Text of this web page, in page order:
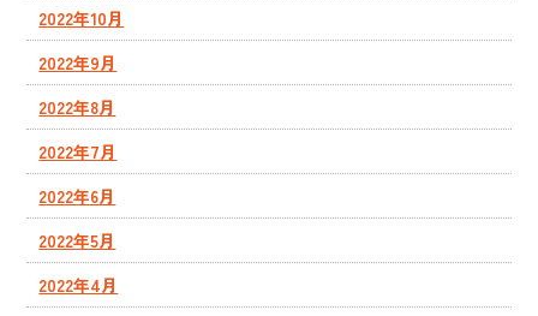
2022年10月
2022年9月
2022年8月
2022年7月
2022年6月
2022年5月
2022年4月